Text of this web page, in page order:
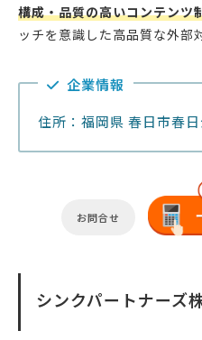
構成・品質の高いコンテンツ
ッチを意識した高品質な外部
企業情報
住所：福岡県 春日市春
お問合せ
シンクパートナーズ